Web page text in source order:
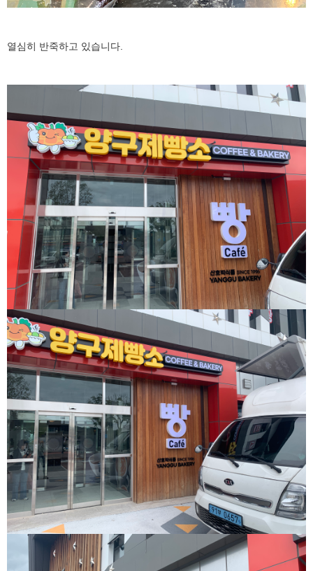
열심히 반죽하고 있습니다.